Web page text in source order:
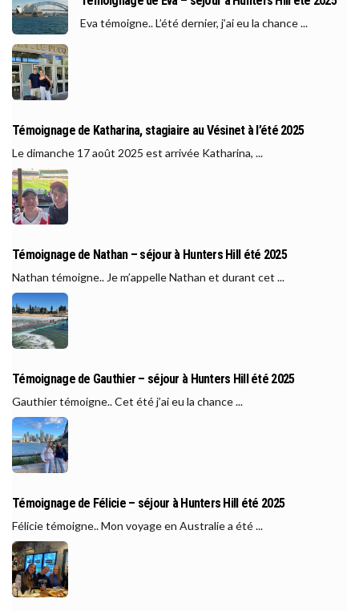
Eva témoigne.. L’été dernier, j’ai eu la chance ...
Témoignage de Katharina, stagiaire au Vésinet à l’été 2025
Le dimanche 17 août 2025 est arrivée Katharina, ...
Témoignage de Nathan – séjour à Hunters Hill été 2025
Nathan témoigne.. Je m’appelle Nathan et durant cet ...
Témoignage de Gauthier – séjour à Hunters Hill été 2025
Gauthier témoigne.. Cet été j’ai eu la chance ...
Témoignage de Félicie – séjour à Hunters Hill été 2025
Félicie témoigne.. Mon voyage en Australie a été ...